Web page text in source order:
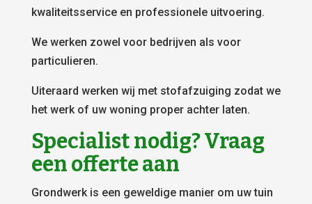
kwaliteitsservice en professionele uitvoering.
We werken zowel voor bedrijven als voor
particulieren.
Uiteraard werken wij met stofafzuiging zodat we
het werk of uw woning proper achter laten.
Specialist nodig? Vraag
een offerte aan
Grondwerk is een geweldige manier om uw tuin